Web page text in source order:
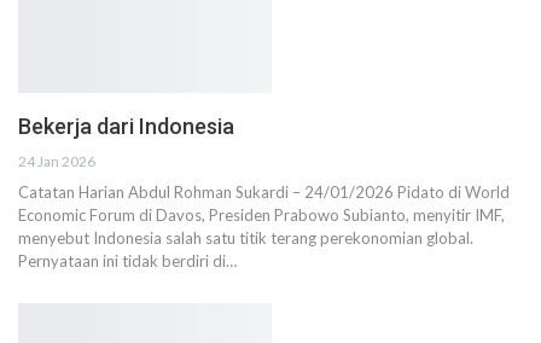
Bekerja dari Indonesia
24 Jan 2026
Catatan Harian Abdul Rohman Sukardi – 24/01/2026 Pidato di World
Economic Forum di Davos, Presiden Prabowo Subianto, menyitir IMF,
menyebut Indonesia salah satu titik terang perekonomian global.
Pernyataan ini tidak berdiri di…